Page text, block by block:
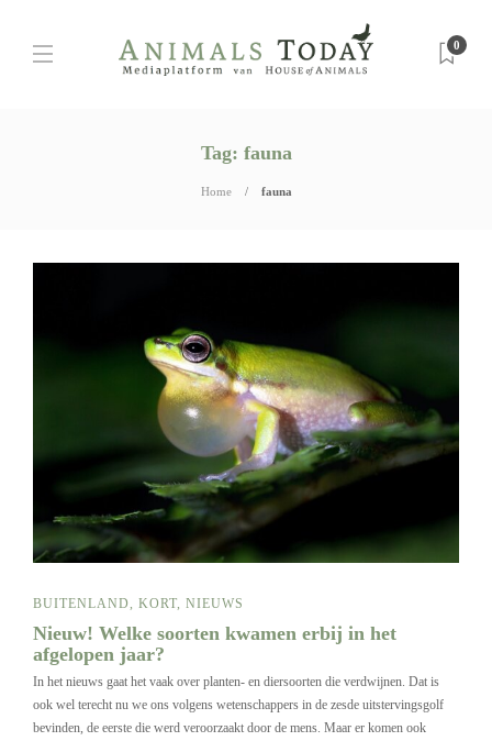
0
Tag: fauna
Home fauna
BUITENLAND KORT NIEUWS
Nieuw! Welke soorten kwamen erbij in het
afgelopen jaar?
In het nieuws gaat het vaak over planten- en diersoorten die verdwijnen. Dat is
ook wel terecht nu we ons volgens wetenschappers in de zesde uitstervingsgolf
bevinden, de eerste die werd veroorzaakt door de mens. Maar er komen ook